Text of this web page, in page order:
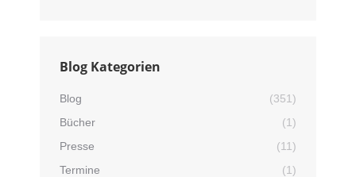
Blog Kategorien
Blog
(351)
Bücher
(1)
Presse
(11)
Termine
(1)